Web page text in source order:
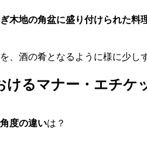
木地の角盆に盛り付けられた料
、酒の肴となるように様に少し
けるマナー・エチケ
角度の違いは？